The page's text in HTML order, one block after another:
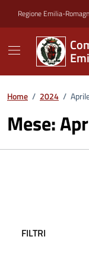
Regione Emilia-
Home / 2024 /
Mese:
FILTRI